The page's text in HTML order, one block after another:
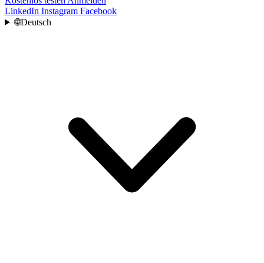
LinkedIn Instagram Facebook
🌐Deutsch